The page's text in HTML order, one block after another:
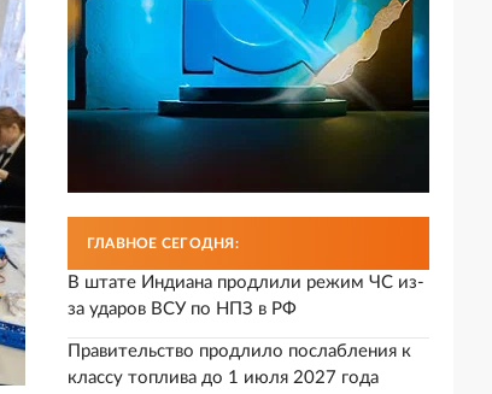
ГЛАВНОЕ СЕГОДНЯ:
В штате Индиана продлили режим ЧС из-
за ударов ВСУ по НПЗ в РФ
Правительство продлило послабления к
классу топлива до 1 июля 2027 года